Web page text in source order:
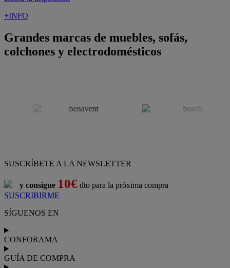
+INFO
Grandes marcas de muebles, sofás,
colchones y electrodomésticos
SUSCRÍBETE A LA NEWSLETTER
y consigue 10€ dto para la próxima compra
SUSCRIBIRME
SÍGUENOS EN
CONFORAMA
GUÍA DE COMPRA